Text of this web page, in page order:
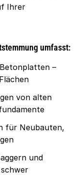
Ihrer
umfasst:
–
von alten
für Neubauten,
und